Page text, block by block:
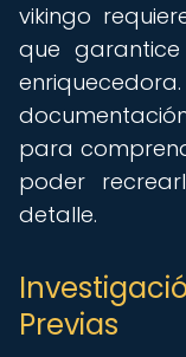
vikingo
que
para
poder
detalle.
Previas